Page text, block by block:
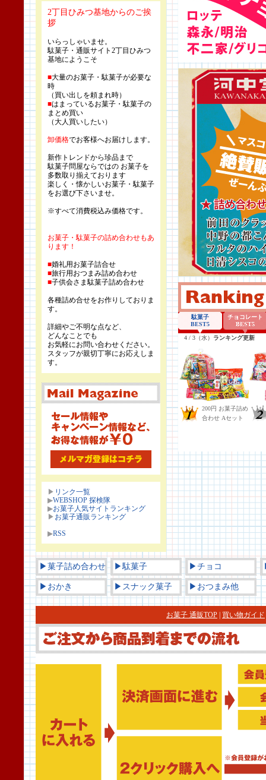
2丁目ひみつ基地からのご挨
拶
いらっしゃいませ。
駄菓子・通販サイト2丁目ひみつ
基地にようこそ
■大量のお菓子・駄菓子が必要な
時
（買い出しを頼まれ時）
■はまっているお菓子・駄菓子の
まとめ買い
（大人買いしたい）
卸価格でお客様へお届けします。
新作トレンドから珍品まで
駄菓子問屋ならではの お菓子を
多数取り揃えております
楽しく・懐かしいお菓子・駄菓子
をお選び下さいませ。
※すべて消費税込み価格です。
お菓子・駄菓子の詰め合わせもあ
ります！
■婚礼用お菓子詰合せ
■旅行用おつまみ詰め合わせ
■子供会さま駄菓子詰め合わせ
各種詰め合せをお作りしておりま
す。
詳細やご不明な点など、
どんなことでも
お気軽にお問い合わせください。
スタッフが親切丁寧にお応えしま
す。
▶ リンク一覧
▶WEBSHOP 探検隊
▶お菓子人気サイトランキング
▶ お菓子通販ランキング
▶RSS
▶菓子詰め合わせ ▶駄菓子 ▶チョコ
▶おかき ▶スナック菓子 ▶おつまみ他
お菓子 通販TOP 買い物ガイド